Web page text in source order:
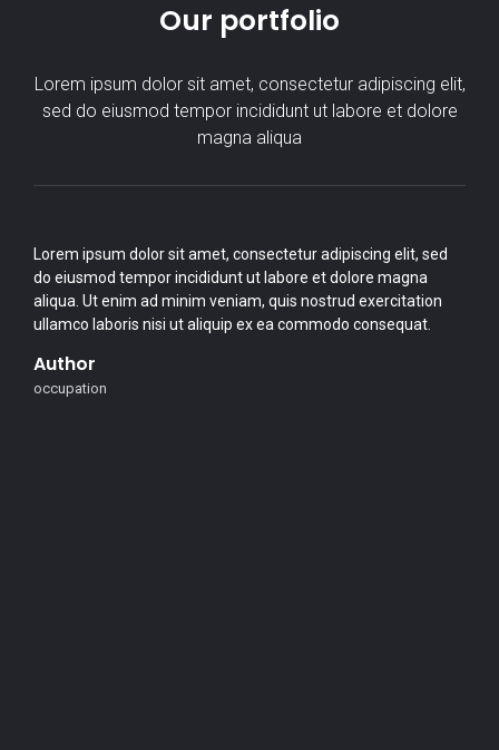
Our portfolio
Lorem ipsum dolor sit amet, consectetur adipiscing elit,
sed do eiusmod tempor incididunt ut labore et dolore
magna aliqua
Lorem ipsum dolor sit amet, consectetur adipiscing elit, sed
do eiusmod tempor incididunt ut labore et dolore magna
aliqua. Ut enim ad minim veniam, quis nostrud exercitation
ullamco laboris nisi ut aliquip ex ea commodo consequat.
Author
occupation